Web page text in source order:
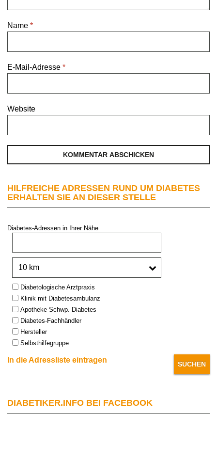
Name *
E-Mail-Adresse *
Website
HILFREICHE ADRESSEN RUND UM DIABETES
ERHALTEN SIE AN DIESER STELLE
Diabetes-Adressen in Ihrer Nähe
Type:Diabetologische Arztpraxis
Klinik mit Diabetesambulanz
Apotheke Schwp. Diabetes
Diabetes-Fachhändler
Hersteller
Selbsthilfegruppe
In die Adressliste eintragen
DIABETIKER.INFO BEI FACEBOOK